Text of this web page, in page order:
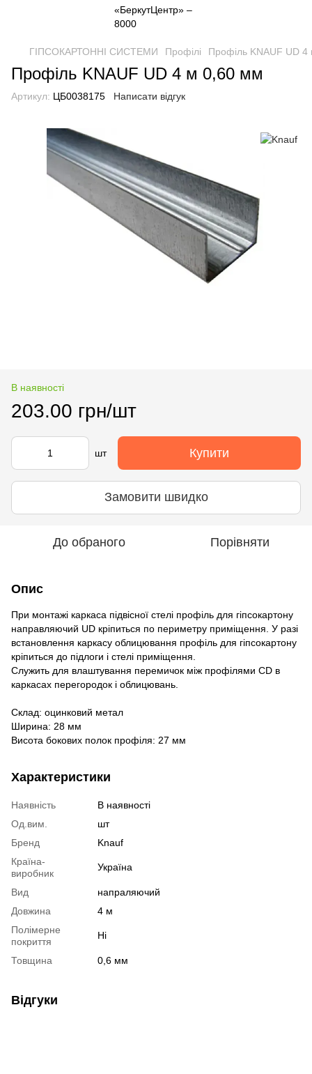
ГІПСОКАРТОННІ СИСТЕМИ Профілі Профіль KNAUF UD
Профіль KNAUF UD 4 м 0,60 мм
Артикул: ЦБ0038175 Написати відгук
В наявності
203.00 грн/шт
шт Купити
Замовити швидко
До обраного Порівняти
Опис
При монтажі каркаса підвісної стелі профіль для гіпсокартону
направляючий UD кріпиться по периметру приміщення. У разі
встановлення каркасу облицювання профіль для гіпсокартону
кріпиться до підлоги і стелі приміщення.
Служить для влаштування перемичок між профілями СD в
каркасах перегородок і облицювань.
Склад: оцинковий метал
Ширина: 28 мм
Висота бокових полок профіля: 27 мм
Характеристики
Наявність
В наявності
Од.вим.
шт
Бренд
Knauf
Країна-
виробник
Україна
Вид
напраляючий
Довжина
4 м
Полімерне
покриття
Ні
Товщина 0,6 мм
Відгуки